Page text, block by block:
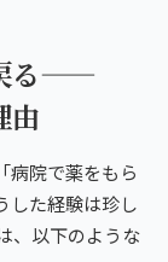
る——
由
病院で薬をもら
した経験は珍し
、以下のような